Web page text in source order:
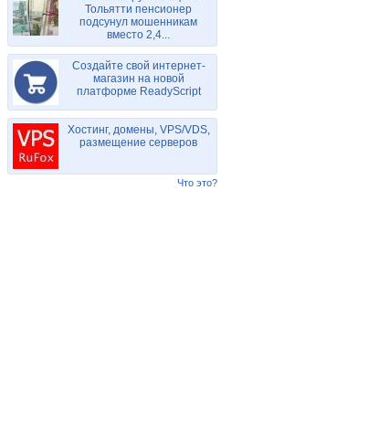
Тольятти пенсионер
подсунул мошенникам
вместо 2,4...
Создайте свой интернет-
магазин на новой
платформе ReadyScript
Хостинг, домены, VPS/VDS,
размещение серверов
Что это?